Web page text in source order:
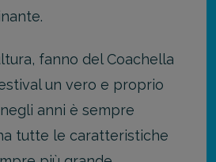
fanno del Coachella
un vero e proprio
anni è sempre
tutte le caratteristiche